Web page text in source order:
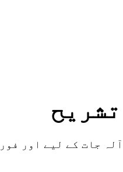
جات کے لیے اور